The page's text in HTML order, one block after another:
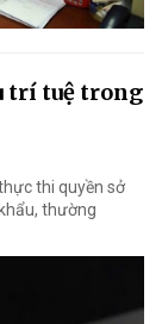
trí tuệ trong
thi quyền sở
thường